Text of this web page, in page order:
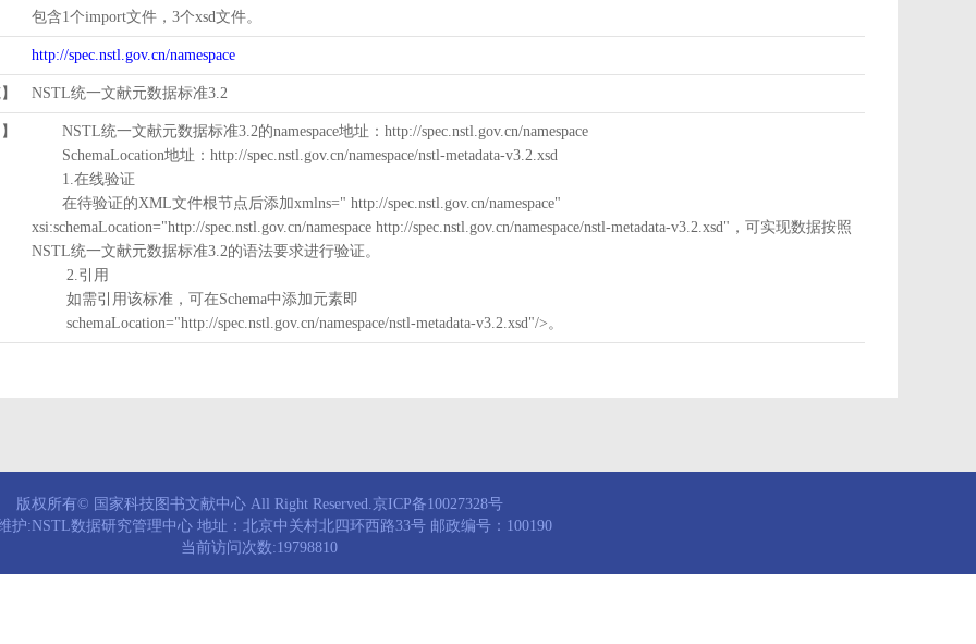
包含1个import文件，3个xsd文件。
http://spec.nstl.gov.cn/namespace
NSTL统一文献元数据标准3.2
NSTL统一文献元数据标准3.2的namespace地址：http://spec.nstl.gov.cn/namespace
SchemaLocation地址：http://spec.nstl.gov.cn/namespace/nstl-metadata-v3.2.xsd
1.在线验证
在待验证的XML文件根节点后添加xmlns=" http://spec.nstl.gov.cn/namespace"
xsi:schemaLocation="http://spec.nstl.gov.cn/namespace http://spec.nstl.gov.cn/namespace/nstl-metadata-v3.2.xsd"，可实现数据按照
NSTL统一文献元数据标准3.2的语法要求进行验证。
2.引用
如需引用该标准，可在Schema中添加元素即
schemaLocation="http://spec.nstl.gov.cn/namespace/nstl-metadata-v3.2.xsd"/>。
版权所有© 国家科技图书文献中心 All Right Reserved.京ICP备10027328号
护:NSTL数据研究管理中心 地址：北京中关村北四环西路33号 邮政编号：100190
当前访问次数:19798810